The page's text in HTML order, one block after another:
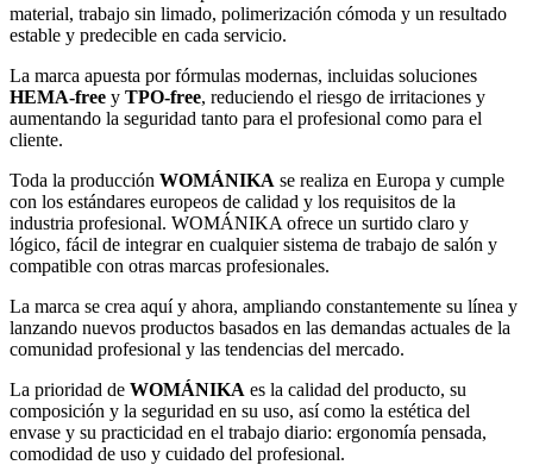
material, trabajo sin limado, polimerización cómoda y un resultado
estable y predecible en cada servicio.
La marca apuesta por fórmulas modernas, incluidas soluciones
HEMA-free y TPO-free, reduciendo el riesgo de irritaciones y
aumentando la seguridad tanto para el profesional como para el
cliente.
Toda la producción WOMÁNIKA se realiza en Europa y cumple
con los estándares europeos de calidad y los requisitos de la
industria profesional. WOMÁNIKA ofrece un surtido claro y
lógico, fácil de integrar en cualquier sistema de trabajo de salón y
compatible con otras marcas profesionales.
La marca se crea aquí y ahora, ampliando constantemente su línea y
lanzando nuevos productos basados en las demandas actuales de la
comunidad profesional y las tendencias del mercado.
La prioridad de WOMÁNIKA es la calidad del producto, su
composición y la seguridad en su uso, así como la estética del
envase y su practicidad en el trabajo diario: ergonomía pensada,
comodidad de uso y cuidado del profesional.